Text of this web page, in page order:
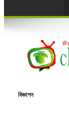
বিজ্ঞাপন